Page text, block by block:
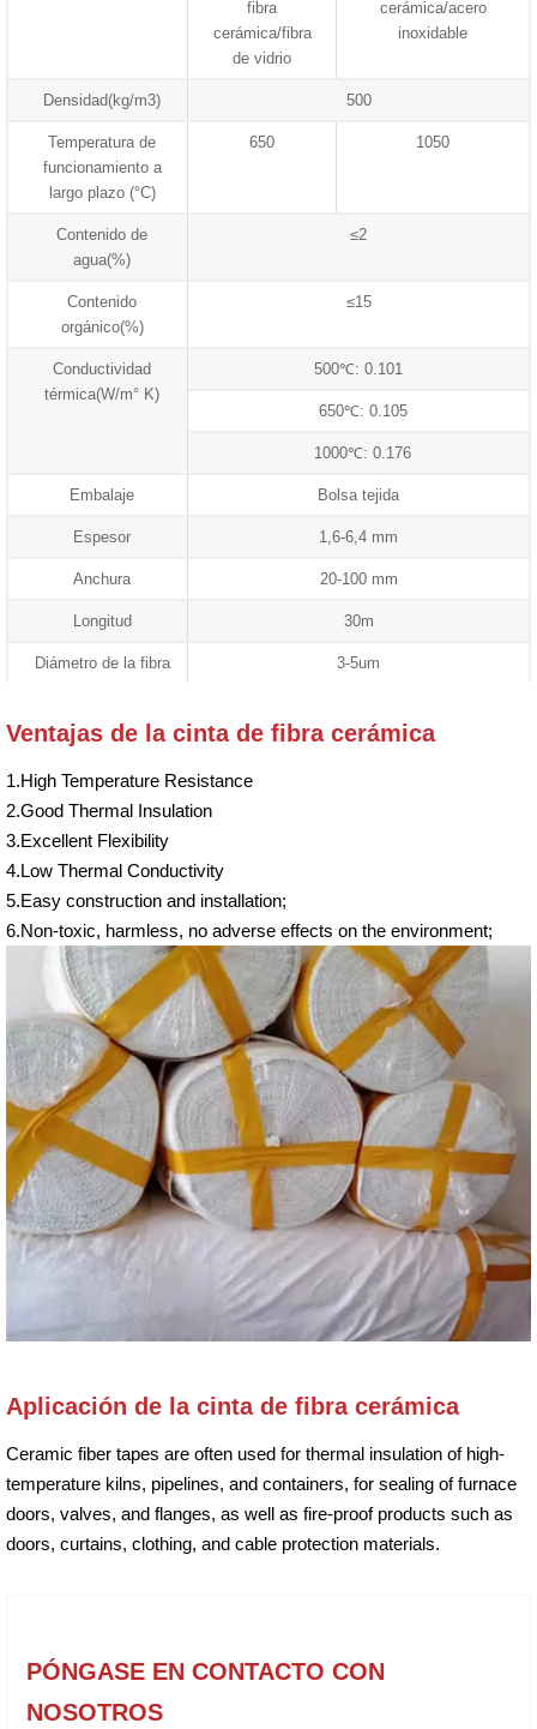
fibra
cerámica/fibra
de vidrio
cerámica/acero
inoxidable
Densidad(kg/m3) 500
Temperatura de
funcionamiento a
largo plazo (°C)
650 1050
Contenido de
agua(%)
≤2
Contenido
orgánico(%)
≤15
Conductividad
térmica(W/m° K)
500℃: 0.101
650℃: 0.105
1000℃: 0.176
Embalaje Bolsa tejida
Espesor 1,6-6,4 mm
Anchura 20-100 mm
Longitud 30m
Diámetro de la fibra 3-5um
Ventajas de la cinta de fibra cerámica
1.High Temperature Resistance
2.Good Thermal Insulation
3.Excellent Flexibility
4.Low Thermal Conductivity
5.Easy construction and installation;
6.Non-toxic, harmless, no adverse effects on the environment;
Aplicación de la cinta de fibra cerámica
Ceramic fiber tapes are often used for thermal insulation of high-
temperature kilns, pipelines, and containers, for sealing of furnace
doors, valves, and flanges, as well as fire-proof products such as
doors, curtains, clothing, and cable protection materials.
PÓNGASE EN CONTACTO CON
NOSOTROS